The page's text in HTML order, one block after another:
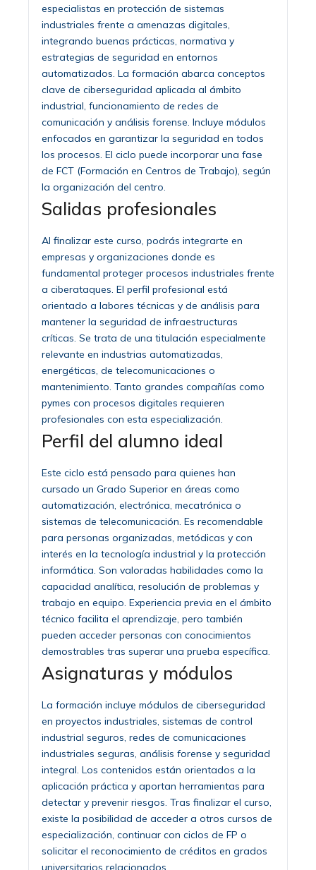
especialistas en protección de sistemas
industriales frente a amenazas digitales,
integrando buenas prácticas, normativa y
estrategias de seguridad en entornos
automatizados. La formación abarca conceptos
clave de ciberseguridad aplicada al ámbito
industrial, funcionamiento de redes de
comunicación y análisis forense. Incluye módulos
enfocados en garantizar la seguridad en todos
los procesos. El ciclo puede incorporar una fase
de FCT (Formación en Centros de Trabajo), según
la organización del centro.
Salidas profesionales
Al finalizar este curso, podrás integrarte en
empresas y organizaciones donde es
fundamental proteger procesos industriales frente
a ciberataques. El perfil profesional está
orientado a labores técnicas y de análisis para
mantener la seguridad de infraestructuras
críticas. Se trata de una titulación especialmente
relevante en industrias automatizadas,
energéticas, de telecomunicaciones o
mantenimiento. Tanto grandes compañías como
pymes con procesos digitales requieren
profesionales con esta especialización.
Perfil del alumno ideal
Este ciclo está pensado para quienes han
cursado un Grado Superior en áreas como
automatización, electrónica, mecatrónica o
sistemas de telecomunicación. Es recomendable
para personas organizadas, metódicas y con
interés en la tecnología industrial y la protección
informática. Son valoradas habilidades como la
capacidad analítica, resolución de problemas y
trabajo en equipo. Experiencia previa en el ámbito
técnico facilita el aprendizaje, pero también
pueden acceder personas con conocimientos
demostrables tras superar una prueba específica.
Asignaturas y módulos
La formación incluye módulos de ciberseguridad
en proyectos industriales, sistemas de control
industrial seguros, redes de comunicaciones
industriales seguras, análisis forense y seguridad
integral. Los contenidos están orientados a la
aplicación práctica y aportan herramientas para
detectar y prevenir riesgos. Tras finalizar el curso,
existe la posibilidad de acceder a otros cursos de
especialización, continuar con ciclos de FP o
solicitar el reconocimiento de créditos en grados
universitarios relacionados.